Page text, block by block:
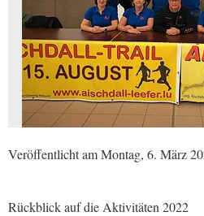
Veröffentlicht am Montag, 6. März
Rückblick auf die Aktivitäten 2022